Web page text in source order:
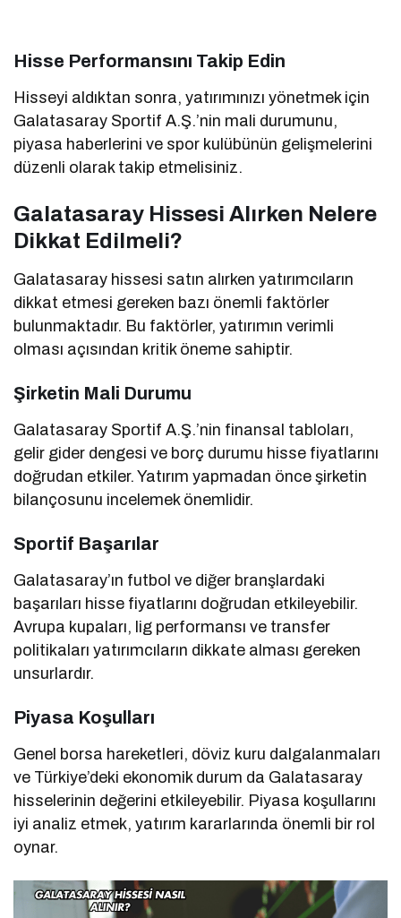
Hisse Performansını Takip Edin
Hisseyi aldıktan sonra, yatırımınızı yönetmek için
Galatasaray Sportif A.Ş.’nin mali durumunu,
piyasa haberlerini ve spor kulübünün gelişmelerini
düzenli olarak takip etmelisiniz.
Galatasaray Hissesi Alırken Nelere
Dikkat Edilmeli?
Galatasaray hissesi satın alırken yatırımcıların
dikkat etmesi gereken bazı önemli faktörler
bulunmaktadır. Bu faktörler, yatırımın verimli
olması açısından kritik öneme sahiptir.
Şirketin Mali Durumu
Galatasaray Sportif A.Ş.’nin finansal tabloları,
gelir gider dengesi ve borç durumu hisse fiyatlarını
doğrudan etkiler. Yatırım yapmadan önce şirketin
bilançosunu incelemek önemlidir.
Sportif Başarılar
Galatasaray’ın futbol ve diğer branşlardaki
başarıları hisse fiyatlarını doğrudan etkileyebilir.
Avrupa kupaları, lig performansı ve transfer
politikaları yatırımcıların dikkate alması gereken
unsurlardır.
Piyasa Koşulları
Genel borsa hareketleri, döviz kuru dalgalanmaları
ve Türkiye’deki ekonomik durum da Galatasaray
hisselerinin değerini etkileyebilir. Piyasa koşullarını
iyi analiz etmek, yatırım kararlarında önemli bir rol
oynar.